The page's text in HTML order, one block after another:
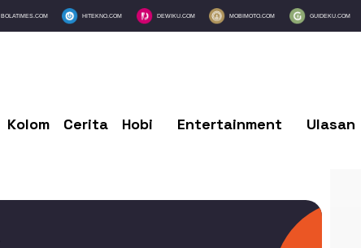
BOLATIMES.COM HITEKNO.COM DEWIKU.COM MOBIMOTO.COM GUIDEKU.COM
Kolom Cerita Hobi Entertainment Ulasan